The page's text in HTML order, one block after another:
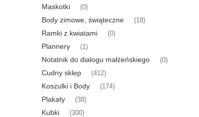
Maskotki (0)
Body zimowe, świąteczne (18)
Ramki z kwiatami (0)
Plannery (1)
Notatnik do dialogu małżeńskiego (0)
Cudny sklep (412)
Koszulki i Body (174)
Plakaty (38)
Kubki (300)